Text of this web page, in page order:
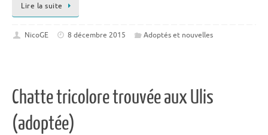
Lire la suite
NicoGE 8 décembre 2015 Adoptés et nouvelles
Chatte tricolore trouvée aux Ulis
(adoptée)